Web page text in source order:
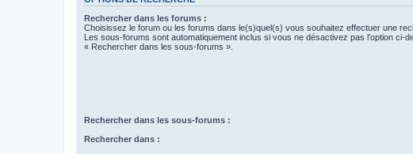
Rechercher dans les forums :
Choisissez le forum ou les forums dans le(s)quel(s) vous souhaitez effectuer une
Les sous-forums sont automatiquement inclus si vous ne désactivez pas l’option ci-
« Rechercher dans les sous-forums ».
Rechercher dans les sous-forums :
Rechercher dans :